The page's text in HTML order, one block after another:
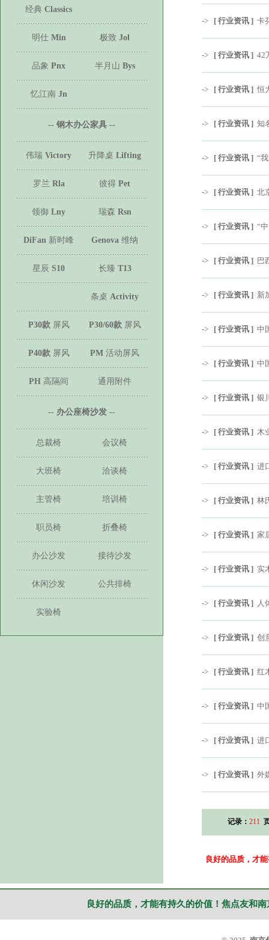
经典 Classics
明仕 Min 极致 Jol
品象 Pnx 半月山 Bys
忆江南 Jn
-- 钢木办公家具 --
伟瑞 Victory 升降桌 Lifting
罗兰 Rla 彼得 Pet
领御 Lny 瑞森 Rsn
DiFan 新时峰 Genova 维纳
星辰 S10 长臻 T13
条桌 Activity
P30款屏风 P30/60款屏风
P40款屏风 PM 活动屏风
PH 高隔间 通用附件
-- 办公座椅沙发 --
总裁椅 会议椅
大班椅 洽谈椅
主管椅 培训椅
职员椅 折叠椅
办公沙发 接待沙发
休闲沙发 公共排椅
实验椅
-> [ 行业资讯 ] 卡
-> [ 行业资讯 ] 42
-> [ 行业资讯 ] 恒
-> [ 行业资讯 ] 知
-> [ 行业资讯 ] “
-> [ 行业资讯 ] 北
-> [ 行业资讯 ] “
-> [ 行业资讯 ] 巴
-> [ 行业资讯 ] 新
-> [ 行业资讯 ] 中
-> [ 行业资讯 ] 中
-> [ 行业资讯 ] 银
-> [ 行业资讯 ] 木
-> [ 行业资讯 ] 进
-> [ 行业资讯 ] 林
-> [ 行业资讯 ] 家
-> [ 行业资讯 ] 实
-> [ 行业资讯 ] 人
-> [ 行业资讯 ] 创
-> [ 行业资讯 ] 红
-> [ 行业资讯 ] 中
-> [ 行业资讯 ] 进
-> [ 行业资讯 ] 外
记录： 211
良好的品质，才
良好的品质，才能有持久的价值！焦点友和